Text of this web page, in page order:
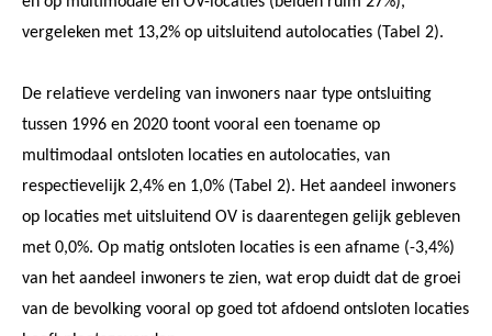
vergeleken met 13,2% op uitsluitend autolocaties (Tabel 2).
De relatieve verdeling van inwoners naar type ontsluiting
tussen 1996 en 2020 toont vooral een toename op
multimodaal ontsloten locaties en autolocaties, van
respectievelijk 2,4% en 1,0% (Tabel 2). Het aandeel inwoners
op locaties met uitsluitend OV is daarentegen gelijk gebleven
met 0,0%. Op matig ontsloten locaties is een afname (-3,4%)
van het aandeel inwoners te zien, wat erop duidt dat de groei
van de bevolking vooral op goed tot afdoend ontsloten locaties